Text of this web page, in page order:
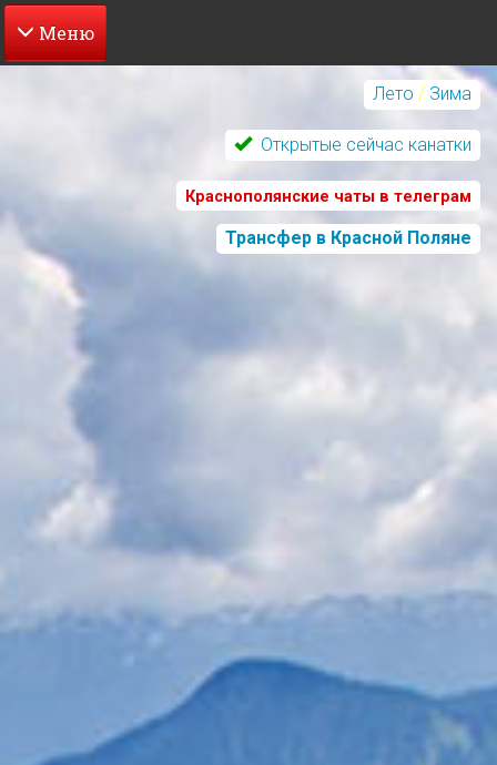
Перейти
Лето / Зима
Открытые сейчас канатки
Краснополянские чаты в телеграм
Трансфер в Красной Поляне